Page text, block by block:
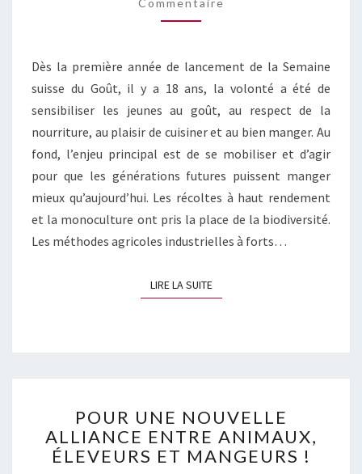
Dès la première année de lancement de la Semaine
suisse du Goût, il y a 18 ans, la volonté a été de
sensibiliser les jeunes au goût, au respect de la
nourriture, au plaisir de cuisiner et au bien manger. Au
fond, l’enjeu principal est de se mobiliser et d’agir
pour que les générations futures puissent manger
mieux qu’aujourd’hui. Les récoltes à haut rendement
et la monoculture ont pris la place de la biodiversité.
Les méthodes agricoles industrielles à forts…
LIRE LA SUITELIRE LA SUITE
UNE
NOUVELLE
ALLIANCE
POUR UNE NOUVELLE
ALLIANCE ENTRE ANIMAUX,
ÉLEVEURS ET MANGEURS !